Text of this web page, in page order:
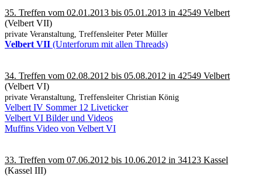
35. Treffen vom 02.01.2013 bis 05.01.2013 in 42549 Velbert
(Velbert VII)
private Veranstaltung, Treffensleiter Peter Müller
Velbert VII (Unterforum mit allen Threads)
34. Treffen vom 02.08.2012 bis 05.08.2012 in 42549 Velbert
(Velbert VI)
private Veranstaltung, Treffensleiter Christian König
Velbert IV Sommer 12 Liveticker
Velbert VI Bilder und Videos
Muffins Video von Velbert VI
33. Treffen vom 07.06.2012 bis 10.06.2012 in 34123 Kassel
(Kassel III)